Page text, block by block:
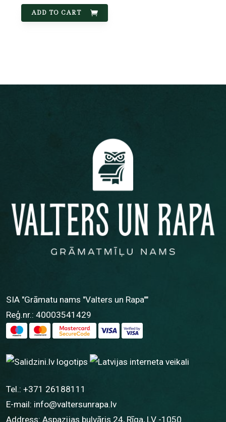
ADD TO CART
SIA "Grāmatu nams "Valters un Rapa""
Reģ.nr.: 40003541429
Tel.: +371 26188111
E-mail: info@valtersunrapa.lv
Address: Aspazijas bulvāris 24, Rīga, LV -1050